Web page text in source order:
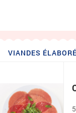
VIANDES